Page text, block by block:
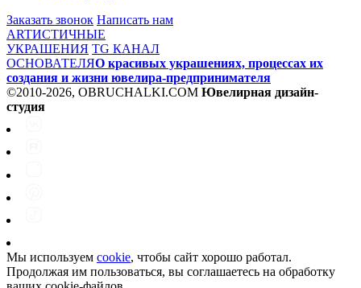
Заказать звонок Написать нам
ARTИСТИЧНЫЕ
УКРАШЕНИЯ TG КАНАЛ
ОСНОВАТЕЛЯО красивых украшениях, процессах их
создания и жизни ювелира-предпринимателя
©2010-2026, OBRUCHALKI.COM Ювелирная дизайн-
студия
Мы используем cookie, чтобы сайт хорошо работал.
Продолжая им пользоваться, вы соглашаетесь на обработку